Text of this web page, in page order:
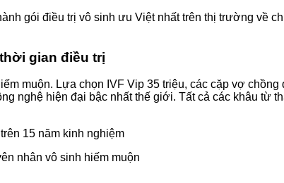
gói điều trị vô sinh ưu Việt nhất trên thị trường về
gian điều trị
muộn. Lựa chọn IVF Vip 35 triệu, các cặp vợ
nghệ hiện đại bậc nhất thế giới. Tất cả các khâu từ
15 năm kinh nghiệm
nhân vô sinh hiếm muộn